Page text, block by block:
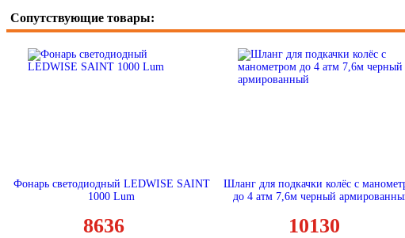
Сопутствующие товары:
Фонарь светодиодный LEDWISE SAINT
1000 Lum
8636
Шланг для подкачки колёс с
до 4 атм 7,6м черный
10130